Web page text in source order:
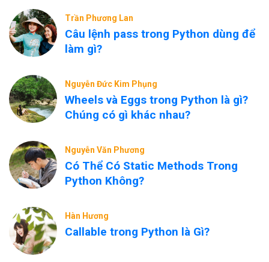
Trần Phương Lan
Câu lệnh pass trong Python dùng để
làm gì?
Nguyễn Đức Kim Phụng
Wheels và Eggs trong Python là gì?
Chúng có gì khác nhau?
Nguyễn Văn Phương
Có Thể Có Static Methods Trong
Python Không?
Hàn Hương
Callable trong Python là Gì?